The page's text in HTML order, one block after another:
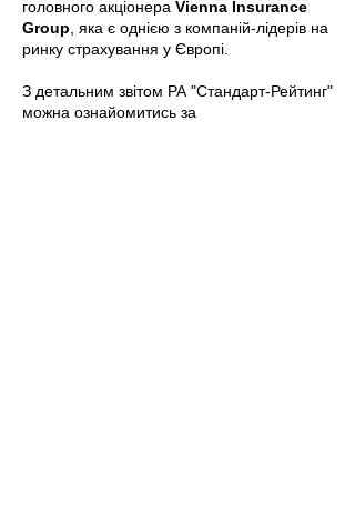
головного акціонера Vienna Insurance
Group , яка є однією з компаній-лідерів на
ринку страхування у Європі.
З детальним звітом РА "Стандарт-Рейтинг"
можна ознайомитись за